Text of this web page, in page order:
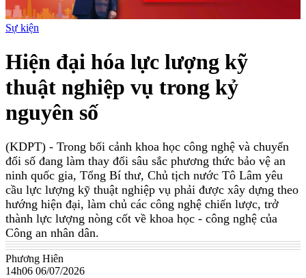
Sự kiện
Hiện đại hóa lực lượng kỹ
thuật nghiệp vụ trong kỷ
nguyên số
(KDPT) - Trong bối cảnh khoa học công nghệ và chuyển
đổi số đang làm thay đổi sâu sắc phương thức bảo vệ an
ninh quốc gia, Tổng Bí thư, Chủ tịch nước Tô Lâm yêu
cầu lực lượng kỹ thuật nghiệp vụ phải được xây dựng theo
hướng hiện đại, làm chủ các công nghệ chiến lược, trở
thành lực lượng nòng cốt về khoa học - công nghệ của
Công an nhân dân.
Phương Hiên
14h06 06/07/2026